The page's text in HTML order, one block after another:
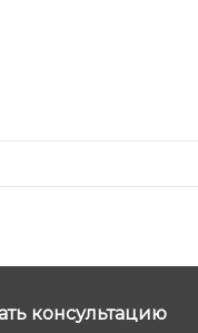
консультацию